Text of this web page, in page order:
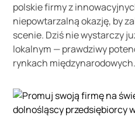
polskie firmy z
niepowtarzalną okazję, by
scenie. Dziś nie wystarczy
lokalnym — prawdziwy
rynkach międzynarodowych.